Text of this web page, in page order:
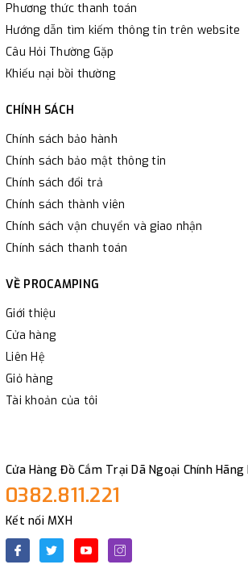
Phương thức thanh toán
Hướng dẫn tìm kiếm thông tin trên website
Câu Hỏi Thường Gặp
Khiếu nại bồi thường
CHÍNH SÁCH
Chính sách bảo hành
Chính sách bảo mật thông tin
Chính sách đổi trả
Chính sách thành viên
Chính sách vận chuyển và giao nhận
Chính sách thanh toán
VỀ PROCAMPING
Giới thiệu
Cửa hàng
Liên Hệ
Giỏ hàng
Tài khoản của tôi
Cửa Hàng Đồ Cắm Trại Dã Ngoại Chính Hãng
0382.811.221
Kết nối MXH